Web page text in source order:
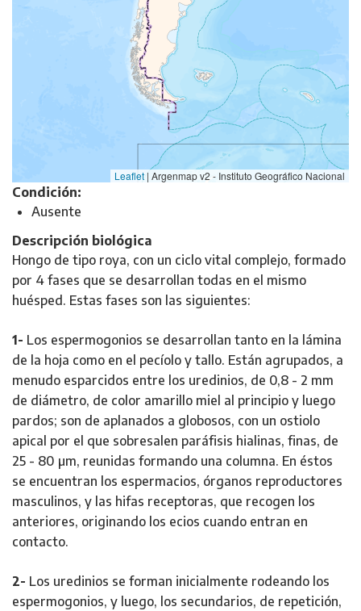
Leaflet | Argenmap v2 - Instituto Geográfico Nacional
Condición:
Ausente
Descripción biológica
Hongo de tipo roya, con un ciclo vital complejo, formado
por 4 fases que se desarrollan todas en el mismo
huésped. Estas fases son las siguientes:
1- Los espermogonios se desarrollan tanto en la lámina
de la hoja como en el pecíolo y tallo. Están agrupados, a
menudo esparcidos entre los uredinios, de 0,8 - 2 mm
de diámetro, de color amarillo miel al principio y luego
pardos; son de aplanados a globosos, con un ostiolo
apical por el que sobresalen paráfisis hialinas, finas, de
25 - 80 µm, reunidas formando una columna. En éstos
se encuentran los espermacios, órganos reproductores
masculinos, y las hifas receptoras, que recogen los
anteriores, originando los ecios cuando entran en
contacto.
2- Los uredinios se forman inicialmente rodeando los
espermogonios, y luego, los secundarios, de repetición,